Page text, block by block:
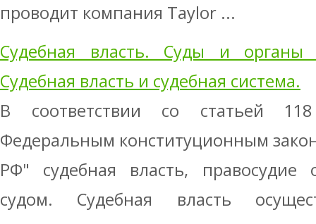
проводит компания Taylor ...
Судебная власть. Суды и органы
Судебная власть и судебная система.
В соответствии со статьей
Федеральным конституционным
РФ" судебная власть, правосудие
судом. Судебная власть